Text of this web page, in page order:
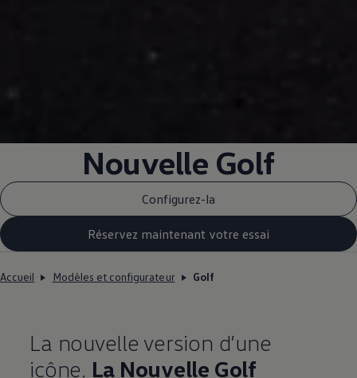
Nouvelle Golf
Configurez-la
Réservez maintenant votre essai
Accueil Modèles et configurateur Golf
La nouvelle version d’une
icône. La Nouvelle Golf